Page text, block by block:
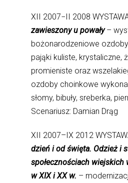
XII 2007−II 2008
zawieszony u powały–
bożonarodzeniowe
pająki kuliste, krystaliczne,
promieniste oraz
ozdoby choinkowe
słomy, bibuły, sreberka,
Scenariusz: Damian Drąg
XII 2007–IX 2012
dzień i od święta. Odzież i
społecznościach wiejskich
w XIX i XX w. –